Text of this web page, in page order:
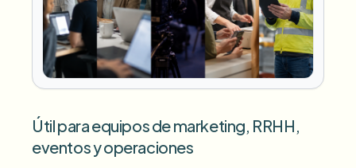
Útil para equipos de marketing, RRHH,
eventos y operaciones